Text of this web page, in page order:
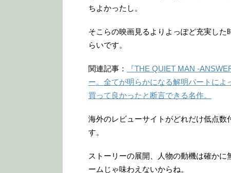
ちよかったし。
そこらの映画見るよりよっぽど充実した
らいです。
関連記事：
『THE QUIET MAN -
ー。全てが明らかになる解明パートによ
買って良かったと断言できる名作。
海外のレビューサイトがどれだけ低点数
す。
ストーリーの展開、人物の動機は確か
ームじゃ味わえないからね。